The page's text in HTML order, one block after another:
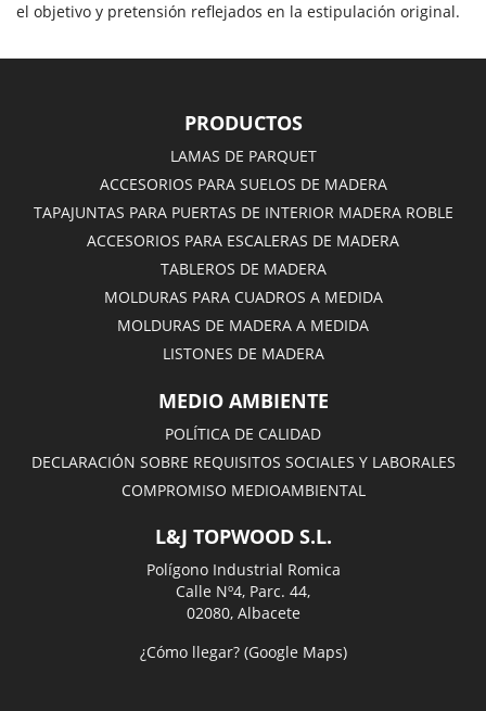
el objetivo y pretensión reflejados en la estipulación original.
PRODUCTOS
LAMAS DE PARQUET
ACCESORIOS PARA SUELOS DE MADERA
TAPAJUNTAS PARA PUERTAS DE INTERIOR MADERA ROBLE
ACCESORIOS PARA ESCALERAS DE MADERA
TABLEROS DE MADERA
MOLDURAS PARA CUADROS A MEDIDA
MOLDURAS DE MADERA A MEDIDA
LISTONES DE MADERA
MEDIO AMBIENTE
POLÍTICA DE CALIDAD
DECLARACIÓN SOBRE REQUISITOS SOCIALES Y LABORALES
COMPROMISO MEDIOAMBIENTAL
L&J TOPWOOD S.L.
Polígono Industrial Romica
Calle Nº4, Parc. 44,
02080, Albacete
¿Cómo llegar? (Google Maps)